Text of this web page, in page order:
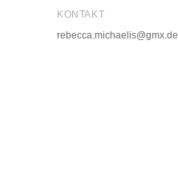
KONTAKT
rebecca.michaelis@gmx.de